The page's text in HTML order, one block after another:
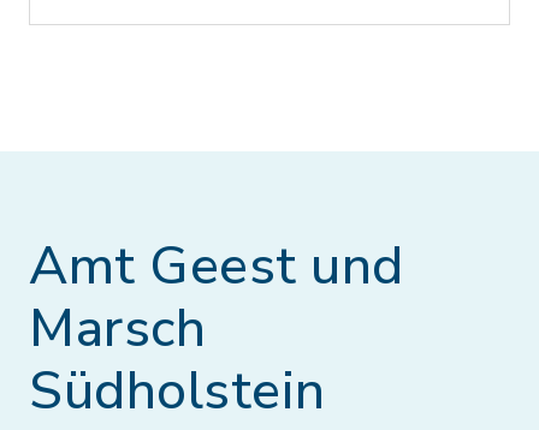
Amt Geest und
Marsch
Südholstein